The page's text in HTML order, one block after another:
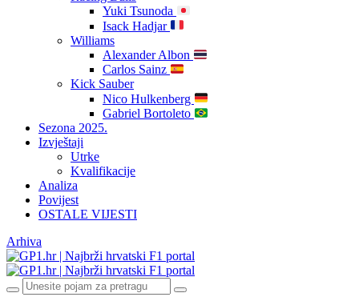
Yuki Tsunoda
Isack Hadjar
Williams
Alexander Albon
Carlos Sainz
Kick Sauber
Nico Hulkenberg
Gabriel Bortoleto
Sezona 2025.
Izvještaji
Utrke
Kvalifikacije
Analiza
Povijest
OSTALE VIJESTI
Arhiva